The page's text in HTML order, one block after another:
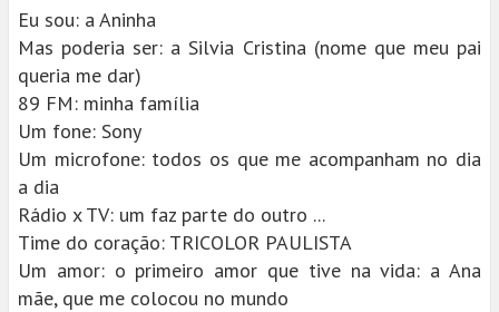
Eu sou: a Aninha
Mas poderia ser: a Silvia Cristina (nome que meu pai
queria me dar)
89 FM: minha família
Um fone: Sony
Um microfone: todos os que me acompanham no dia
a dia
Rádio x TV: um faz parte do outro ...
Time do coração: TRICOLOR PAULISTA
Um amor: o primeiro amor que tive na vida: a Ana
mãe, que me colocou no mundo